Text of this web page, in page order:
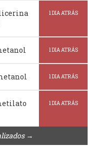
1 DIA ATRÁS
1 DIA ATRÁS
1 DIA ATRÁS
1 DIA ATRÁS
→